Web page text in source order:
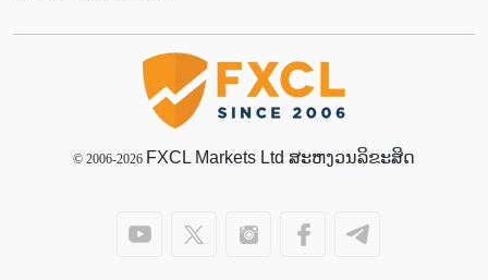
GBP/JPY GBP/USD
Great Britain pound H1 H4
Interbank Introducing Broker
Limit order London session
© 2006-2026 FXCL Markets Ltd ສະຫງວນລິຂະສິດ